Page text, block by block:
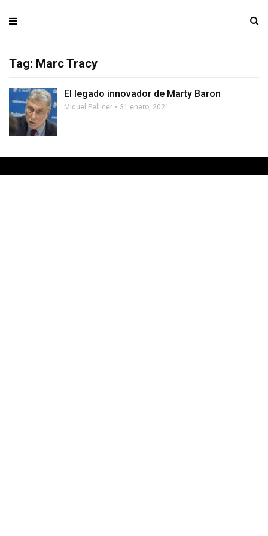
Tag: Marc Tracy
El legado innovador de Marty Baron
Miquel Pellicer 31 enero, 2021